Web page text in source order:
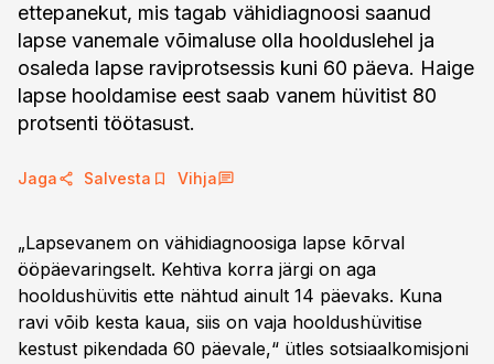
ettepanekut, mis tagab vähidiagnoosi saanud
lapse vanemale võimaluse olla hoolduslehel ja
osaleda lapse raviprotsessis kuni 60 päeva. Haige
lapse hooldamise eest saab vanem hüvitist 80
protsenti töötasust.
Jaga Salvesta Vihja
„Lapsevanem on vähidiagnoosiga lapse kõrval
ööpäevaringselt. Kehtiva korra järgi on aga
hooldushüvitis ette nähtud ainult 14 päevaks. Kuna
ravi võib kesta kaua, siis on vaja hooldushüvitise
kestust pikendada 60 päevale,“ ütles sotsiaalkomisjoni